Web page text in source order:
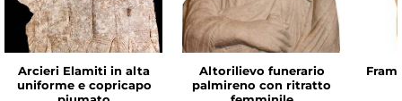
Arcieri Elamiti in alta
uniforme e copricapo
Altorilievo funerario
palmireno con ritratto